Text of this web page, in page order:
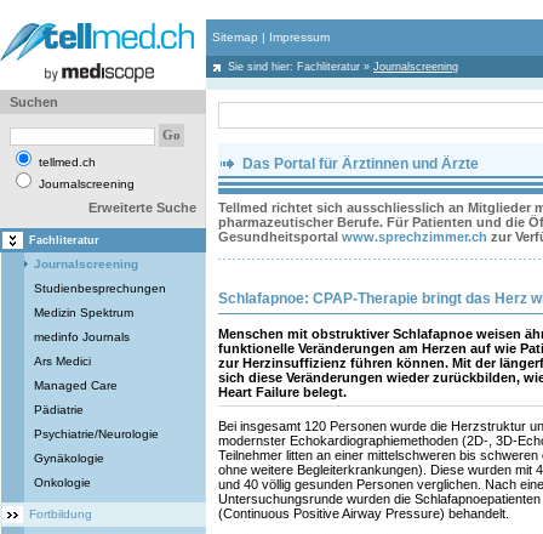
Sitemap | Impressum
Sie sind hier: Fachliteratur » Journalscreening
Suchen
tellmed.ch
Journalscreening
Erweiterte Suche
Fachliteratur
Journalscreening
Studienbesprechungen
Medizin Spektrum
medinfo Journals
Ars Medici
Managed Care
Pädiatrie
Psychiatrie/Neurologie
Gynäkologie
Onkologie
Fortbildung
Das Portal für Ärztinnen und Ärzte
Tellmed richtet sich ausschliesslich an Mitglieder
pharmazeutischer Berufe. Für Patienten und die
Gesundheitsportal www.sprechzimmer.ch zur
Schlafapnoe: CPAP-Therapie bringt das Herz
Menschen mit obstruktiver Schlafapnoe weisen
funktionelle Veränderungen am Herzen auf wie
zur Herzinsuffizienz führen können. Mit der
sich diese Veränderungen wieder zurückbilden,
Heart Failure belegt.
Bei insgesamt 120 Personen wurde die Herzstruktur
modernster Echokardiographiemethoden (2D-, 3D-
Teilnehmer litten an einer mittelschweren bis
ohne weitere Begleiterkrankungen). Diese wurden mit
und 40 völlig gesunden Personen verglichen. Nach
Untersuchungsrunde wurden die
(Continuous Positive Airway Pressure) behandelt.